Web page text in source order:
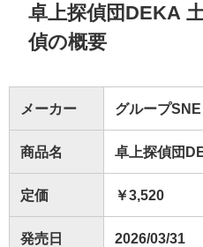
卓上探偵団DEKA
偵の概要
メーカー グループSNE
商品名 卓上探偵団
定価 ￥3,520
発売日 2026/03/31